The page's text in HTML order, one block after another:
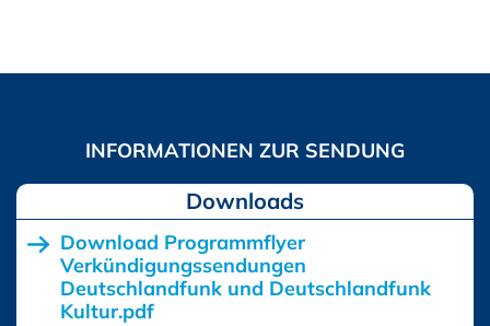
Downloads
Download Programmflyer
Verkündigungssendungen
Deutschlandfunk und Deutschlandfunk
Kultur.pdf